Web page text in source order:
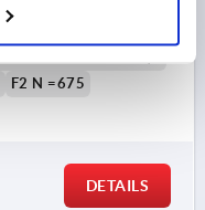
F2 N =675
DETAILS